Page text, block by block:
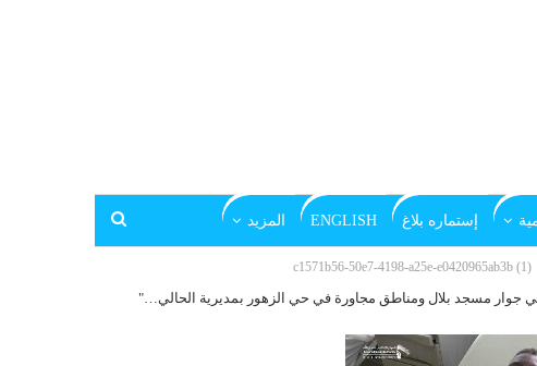
إستماره بلاغ ENGLISH المزيد
c1571b56-50e7-4198-a25e-e0420965ab3b (1)
جوار مسجد بلال ومناطق مجاورة في حي الزهور بمديرية الحالي…"